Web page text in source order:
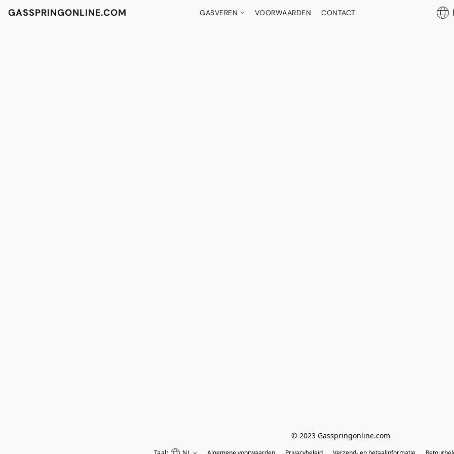
GASSPRINGONLINE.COM GASVEREN VOORWAARDEN CONTACT
© 2023 Gasspringonline.com